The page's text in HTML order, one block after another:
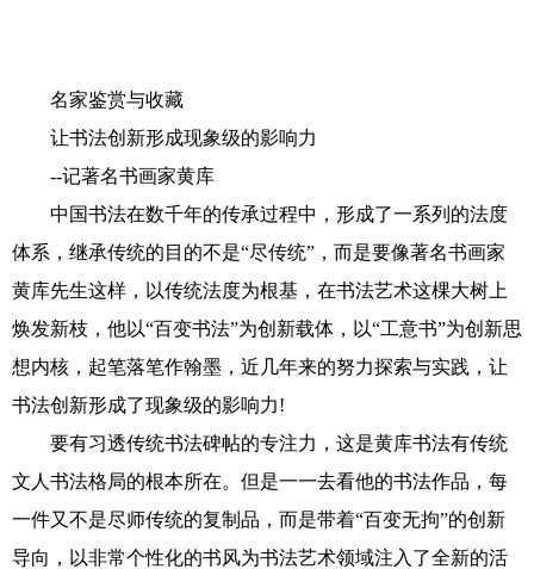
名家鉴赏与收藏
让书法创新形成现象级的影响力
--记著名书画家黄库
中国书法在数千年的传承过程中，形成了一系列的法度
体系，继承传统的目的不是“尽传统”，而是要像著名书画家
黄库先生这样，以传统法度为根基，在书法艺术这棵大树上
焕发新枝，他以“百变书法”为创新载体，以“工意书”为创新思
想内核，起笔落笔作翰墨，近几年来的努力探索与实践，让
书法创新形成了现象级的影响力!
要有习透传统书法碑帖的专注力，这是黄库书法有传统
文人书法格局的根本所在。但是一一去看他的书法作品，每
一件又不是尽师传统的复制品，而是带着“百变无拘”的创新
导向，以非常个性化的书风为书法艺术领域注入了全新的活